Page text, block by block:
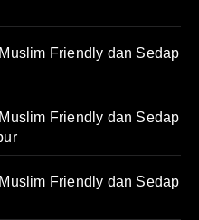
Friendly dan Sedap
Friendly dan Sedap
Friendly dan Sedap